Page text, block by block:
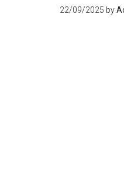
22/09/2025 by